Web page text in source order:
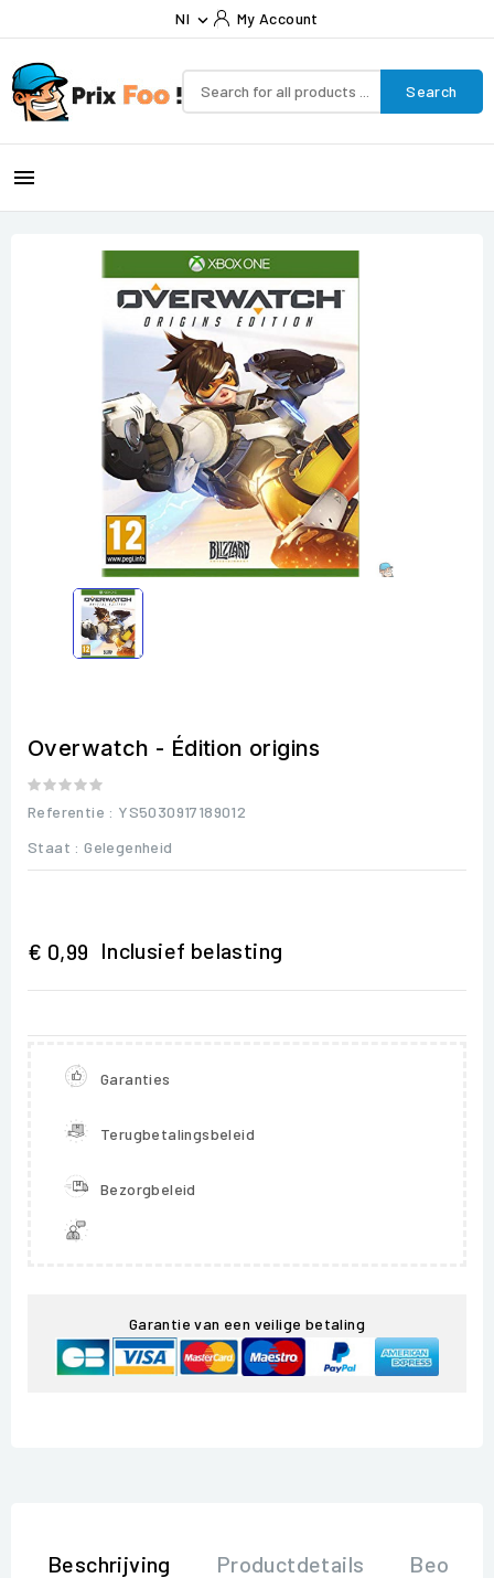
Nl  My Account
Search

Overwatch - Édition origins
Referentie : YS5030917189012
Staat : Gelegenheid
€ 0,99 Inclusief belasting
Garanties
Terugbetalingsbeleid
Bezorgbeleid
Garantie van een veilige betaling
Beschrijving Productdetails